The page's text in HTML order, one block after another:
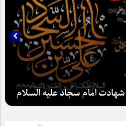
شهادت امام سجاد علیه السلام